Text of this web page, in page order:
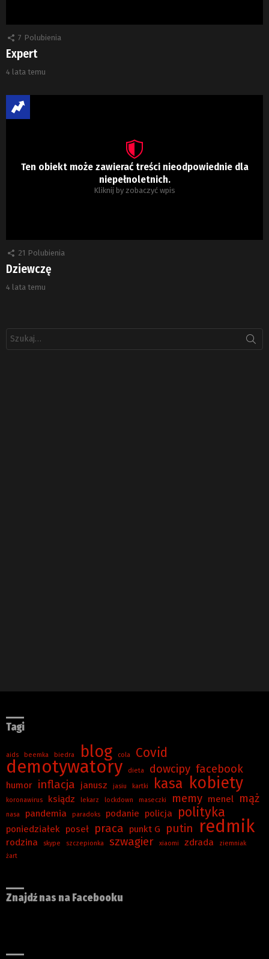
7 Polubienia
Expert
4 lata temu
Ten obiekt może zawierać treści nieodpowiednie dla
niepełnoletnich.
Kliknij by zobaczyć wpis
21 Polubienia
Dziewczę
4 lata temu
Tagi
aids beemka biedra blog cola Covid
demotywatory dieta dowcipy facebook
humor inflacja janusz jasiu kartki kasa kobiety
koronawirus ksiądz lekarz lockdown maseczki memy menel mąż
nasa pandemia paradoks podanie policja polityka
poniedziałek poseł praca punkt G putin redmik
rodzina skype szczepionka szwagier xiaomi zdrada
ziemniak
żart
Znajdź nas na Facebooku